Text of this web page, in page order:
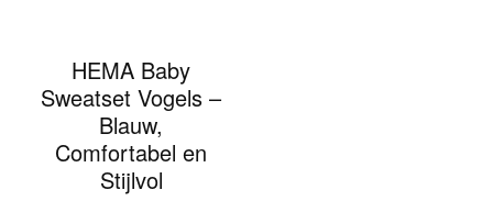
HEMA Baby
Sweatset Vogels –
Blauw,
Comfortabel en
Stijlvol